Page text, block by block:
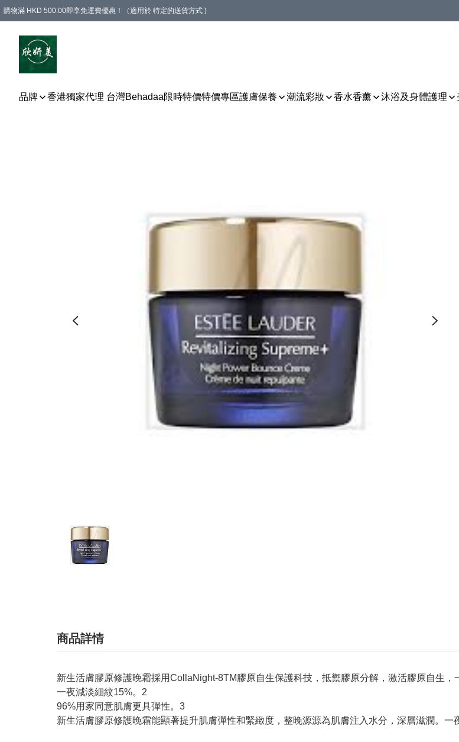
購物滿 HKD 500.00即享免運費優惠！（適用於 特定的送貨方式 )
品牌 香港獨家代理 台灣Behadaa限時特價特價專區護膚保養 潮流彩妝 香水香薰 沐浴及身體護理
商品詳情
新生活膚膠原修護晚霜採用CollaNight-8TM膠原自生保護科技，抵禦膠原分解，激活膠原自生，
一夜減淡細紋15%。2
96%用家同意肌膚更具彈性。3
新生活膚膠原修護晚霜能顯著提升肌膚彈性和緊緻度，整晚源源為肌膚注入水分，深層滋潤。一